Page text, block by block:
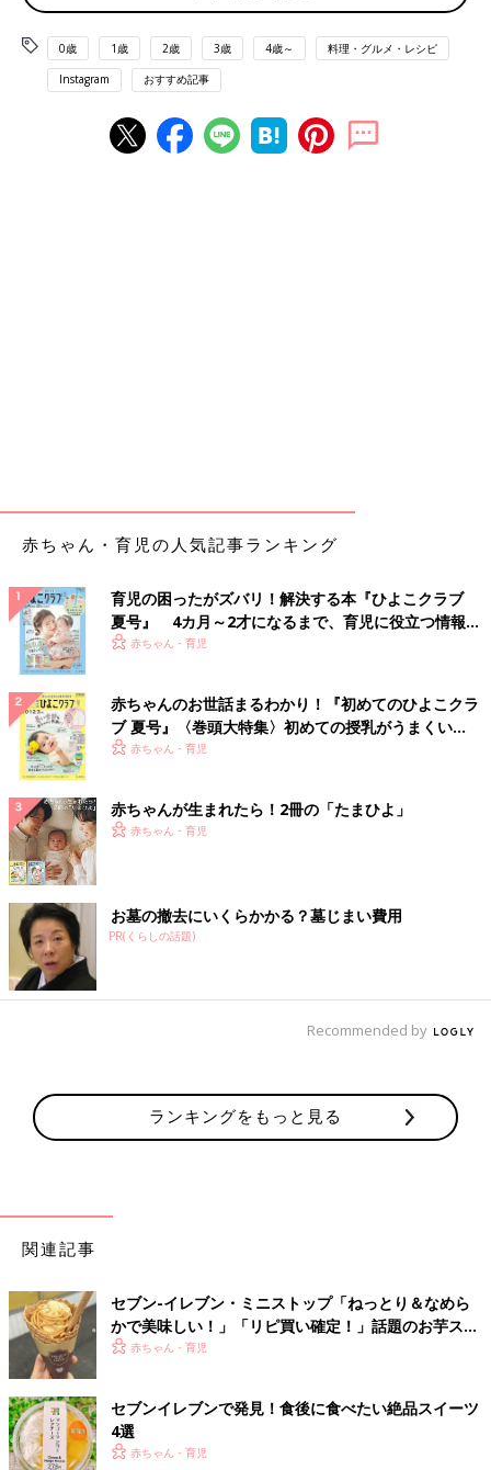
出典：Instagramアカウント「hiyoco_tea」
いちかさんが購入したのは「まっしろなめらかレアチーズ」。な
めらかでしゅわっとした食感もあり、チーズとミルクが濃厚で爽
やかだけどクリーミーで食べやすいレアチーズだったそうです。
ズの相性も良さそう！
春に食べたい！「桜レアチーズプリン」
出典：Instagramアカウント「_itumonogohan_」
0歳 1歳 2歳 3歳 4歳～ 料理・グルメ・レシピ
Instagram おすすめ記事
赤ちゃん・育児の人気記事ランキング
育児の困ったがズバリ！解決する本『ひよこクラブ
夏号』 4カ月～2才になるまで、育児に役立つ情報が
いっぱい！
赤ちゃん・育児
赤ちゃんのお世話まるわかり！『初めてのひよこクラ
ブ 夏号』〈巻頭大特集〉初めての授乳がうまくい
く！ おっぱい・ミルクの基本と夏のトラブル 解決テ
赤ちゃん・育児
赤ちゃんが生まれたら！2冊の「たまひよ」
赤ちゃん・育児
お墓の撤去にいくらかかる？墓じまい費用
PR(くらしの話題)
Recommended by
ランキングをもっと見る
関連記事
セブン-イレブン・ミニストップ「ねっとり＆なめら
かで美味しい！」「リピ買い確定！」話題のお芋スイ
ーツ4選
赤ちゃん・育児
セブンイレブンで発見！食後に食べたい絶品スイーツ
4選
赤ちゃん・育児